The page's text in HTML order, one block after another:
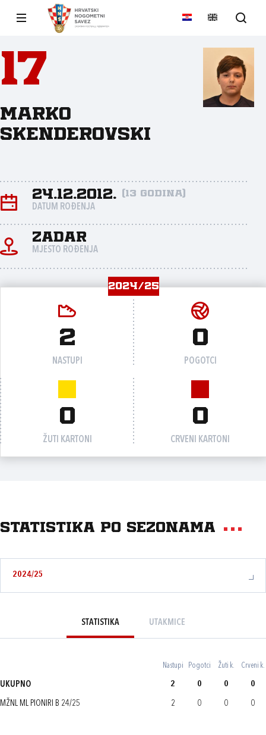
17
Marko
Skenderovski
24.12.2012. (13 godina)
DATUM ROĐENJA
Zadar
MJESTO ROĐENJA
2024/25
2
NASTUPI
0
POGOTCI
0
ŽUTI KARTONI
0
CRVENI KARTONI
Statistika po sezonama
2024/25
STATISTIKA UTAKMICE
Nastupi Pogotci Žuti k. Crveni k.
UKUPNO 2 0 0 0
MŽNL ML PIONIRI B 24/25 2 0 0 0